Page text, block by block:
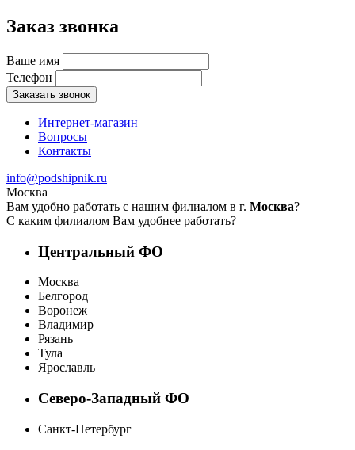
Заказ звонка
Ваше имя
Телефон
Заказать звонок
Интернет-магазин
Вопросы
Контакты
info@podshipnik.ru
Москва
Вам удобно работать с нашим филиалом в г. Москва?
С каким филиалом Вам удобнее работать?
Центральный ФО
Москва
Белгород
Воронеж
Владимир
Рязань
Тула
Ярославль
Северо-Западный ФО
Санкт-Петербург